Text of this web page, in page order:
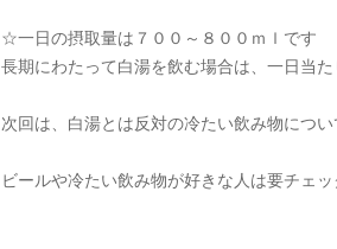
☆一日の摂取量は７００～８００ｍｌです
長期にわたって白湯を飲む場合は、一日当
次回は、白湯とは反対の冷たい飲み物につい
ビールや冷たい飲み物が好きな人は要チェッ